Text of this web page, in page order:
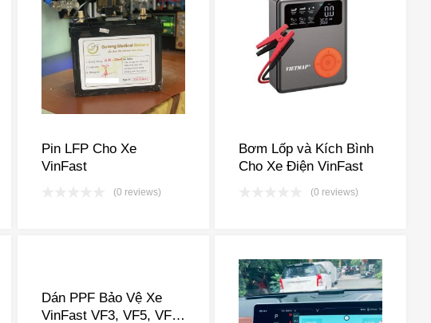
Pin LFP Cho Xe
VinFast
(0 reviews)
Bơm Lốp và Kích Bình
Cho Xe Điện VinFast
(0 reviews)
Dán PPF Bảo Vệ Xe
VinFast VF3, VF5, VF6,